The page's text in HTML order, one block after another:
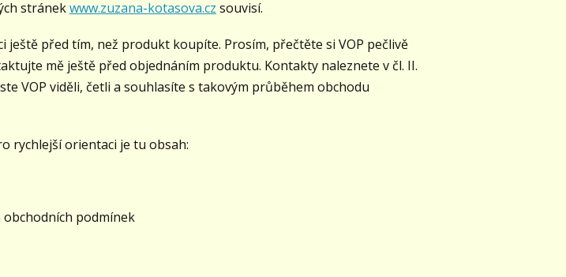
stránekwww.zuzana-kotasova.cz souvisí.
před tím, než produkt koupíte. Prosím, přečtěte si VOP pečlivě
mě ještě před objednáním produktu. Kontakty naleznete v čl. II.
VOP viděli, četli a souhlasíte s takovým průběhem obchodu
rychlejší orientaci je tu obsah:
podmínek